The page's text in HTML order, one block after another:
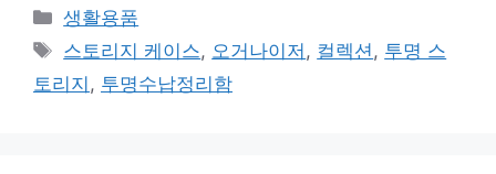
카
테
리
생활용품
태
그
스토리지 케이스, 오거나이저 , 컬렉션 , 투명 스
토리지 , 투명수납정리함